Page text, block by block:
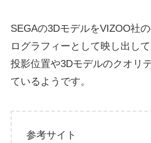
SEGAの3DモデルをVIZOO社
ログラフィーとして映し出して
投影位置や3Dモデルのクオリ
ているようです。
参考サイト